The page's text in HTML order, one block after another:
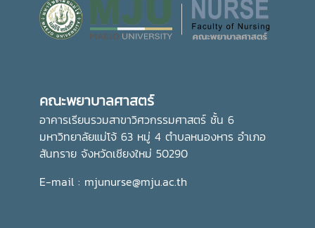
คณะพยาบาลศาสตร์
อาคารเรียนรวมสาขาวิศวกรรมศาสตร์ ชั้น 6
มหาวิทยาลัยแม่โจ้ 63 หมู่ 4 ตำบลหนองหาร อำเภอ
สันทราย จังหวัดเชียงใหม่ 50290
E-mail : mjunurse@mju.ac.th